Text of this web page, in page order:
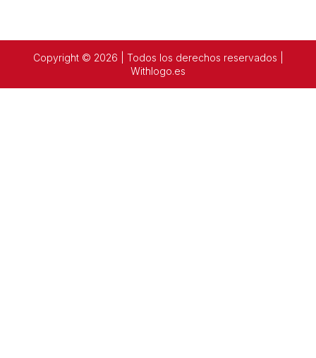
Copyright © 2026 | Todos los derechos reservados |
Withlogo.es